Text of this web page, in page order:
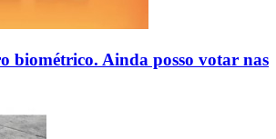
biométrico. Ainda posso votar nas